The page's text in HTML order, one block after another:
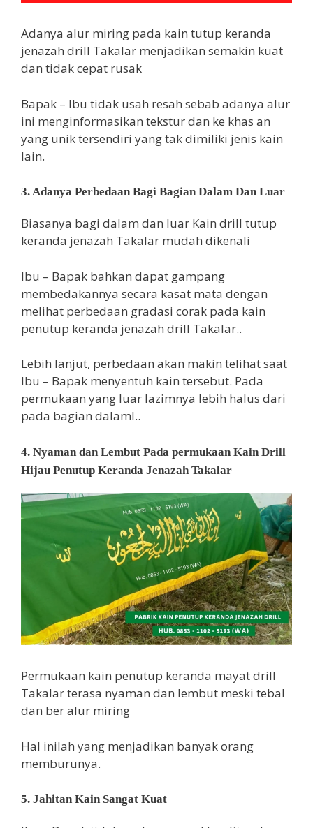
Adanya alur miring pada kain tutup keranda
jenazah drill Takalar menjadikan semakin kuat
dan tidak cepat rusak
Bapak – Ibu tidak usah resah sebab adanya alur
ini menginformasikan tekstur dan ke khas an
yang unik tersendiri yang tak dimiliki jenis kain
lain.
3. Adanya Perbedaan Bagi Bagian Dalam Dan Luar
Biasanya bagi dalam dan luar Kain drill tutup
keranda jenazah Takalar mudah dikenali
Ibu – Bapak bahkan dapat gampang
membedakannya secara kasat mata dengan
melihat perbedaan gradasi corak pada kain
penutup keranda jenazah drill Takalar..
Lebih lanjut, perbedaan akan makin telihat saat
Ibu – Bapak menyentuh kain tersebut. Pada
permukaan yang luar lazimnya lebih halus dari
pada bagian dalaml..
4. Nyaman dan Lembut Pada permukaan Kain Drill
Hijau Penutup Keranda Jenazah Takalar
Permukaan kain penutup keranda mayat drill
Takalar terasa nyaman dan lembut meski tebal
dan ber alur miring
Hal inilah yang menjadikan banyak orang
memburunya.
5. Jahitan Kain Sangat Kuat